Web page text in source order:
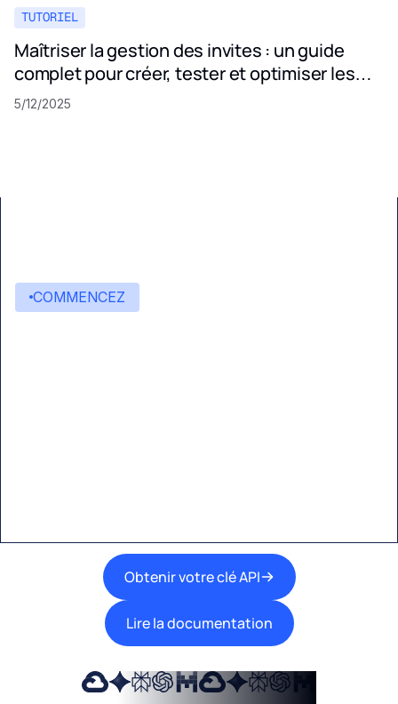
TUTORIEL
Maîtriser la gestion des invites : un guide
complet pour créer, tester et optimiser les
invites LLM
5/12/2025
COMMENCEZ
Obtenir votre clé API
Lire la documentation